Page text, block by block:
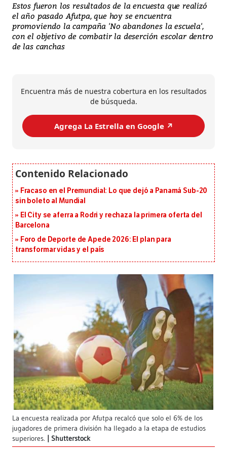
Estos fueron los resultados de la encuesta que realizó
el año pasado Afutpa, que hoy se encuentra
promoviendo la campaña 'No abandones la escuela',
con el objetivo de combatir la deserción escolar dentro
de las canchas
Encuentra más de nuestra cobertura en los resultados
de búsqueda.
Agrega La Estrella en Google ↗️
Fracaso en el Premundial: Lo que dejó a Panamá Sub-20
sin boleto al Mundial
El City se aferra a Rodri y rechaza la primera oferta del
Barcelona
Foro de Deporte de Apede 2026: El plan para
transformar vidas y el país
La encuesta realizada por Afutpa recalcó que solo el 6% de los
jugadores de primera división ha llegado a la etapa de estudios
superiores.
Shutterstock